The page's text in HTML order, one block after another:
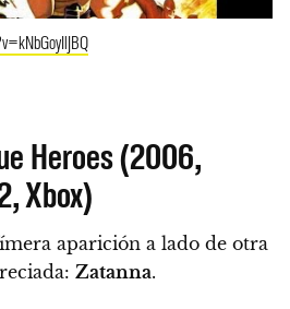
Heroes (2006,
Xbox)
aparición a lado de otra
Zatanna.